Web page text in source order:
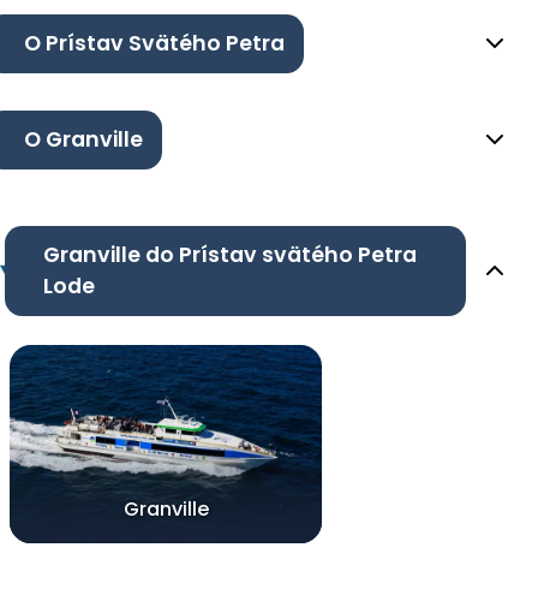
O Prístav Svätého Petra
O Granville
Granville do Prístav svätého Petra
Lode
Granville